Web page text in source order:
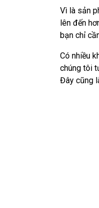
Vì là sản
lên đến
bạn chỉ
Có nhiều
chúng tôi
Đây cũng